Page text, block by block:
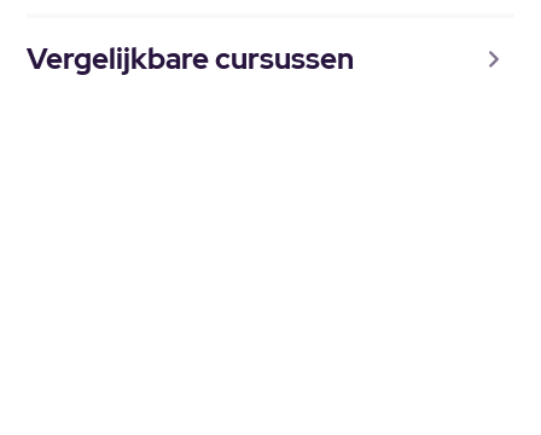
Vergelijkbare cursussen